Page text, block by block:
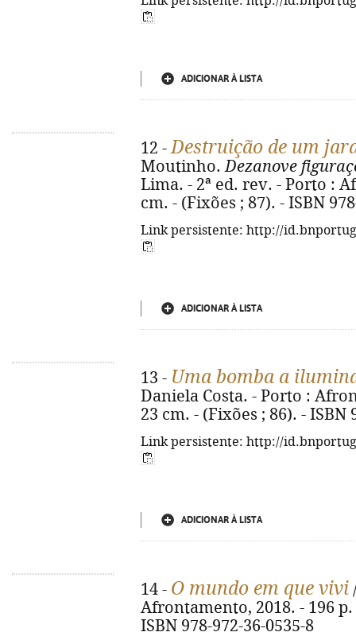
ADICIONAR À LISTA
12 -Destruição de um
Moutinho.Dezanove
Lima. - 2ª ed. rev. - Porto :
cm. - (Fixões ; 87). - ISBN
Link persistente: http://
ADICIONAR À LISTA
13 - Uma bomba a
Daniela Costa. - Porto :
23 cm. - (Fixões ; 86). - ISBN
Link persistente: http://
ADICIONAR À LISTA
14 - O mundo em que vivi
Afrontamento, 2018. - 196
ISBN 978-972-36-0535-8